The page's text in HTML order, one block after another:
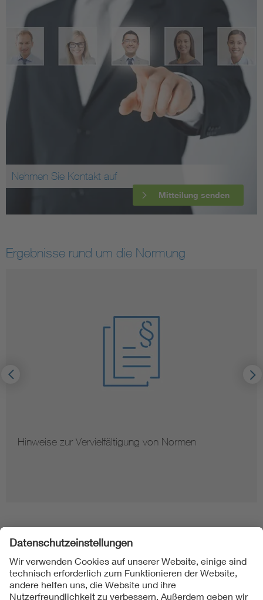
Nehmen Sie Kontakt auf
Mitteilung senden
Ergebnisse rund um die Normung
Hinweise zur Vervielfältigung von Normen
Folgen Sie uns